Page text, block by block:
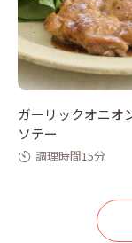
ガーリックオニオ
ソテー
調理時間15分